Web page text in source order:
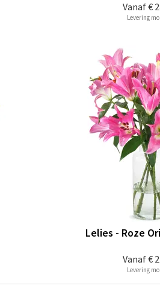
Vanaf€
Levering
Vanaf€
Lelies - Roze
Levering